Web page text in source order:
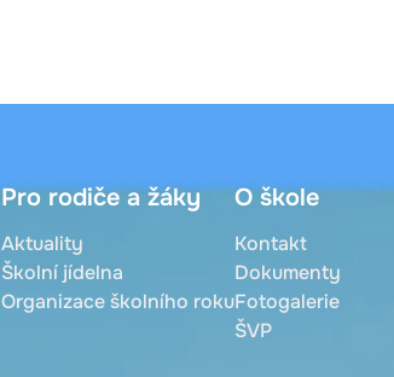
Pro rodiče a žáky
Aktuality
Školní jídelna
Organizace školního roku
O škole
Kontakt
Dokumenty
Fotogalerie
ŠVP